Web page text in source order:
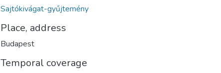
Sajtókivágat-gyűjtemény
Place, address
Budapest
Temporal coverage